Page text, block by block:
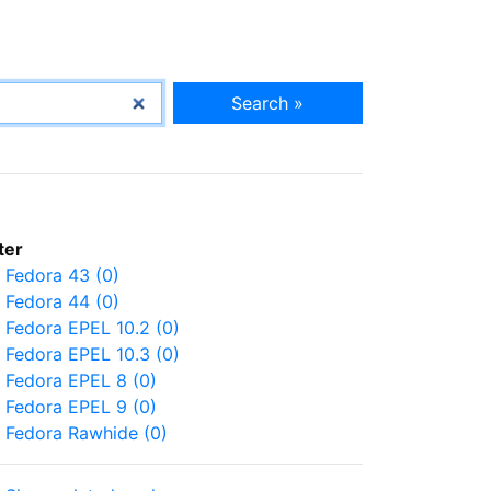
Search »
Fedora 43 (0)
Fedora 44 (0)
Fedora EPEL 10.2 (0)
Fedora EPEL 10.3 (0)
Fedora EPEL 8 (0)
Fedora EPEL 9 (0)
Fedora Rawhide (0)